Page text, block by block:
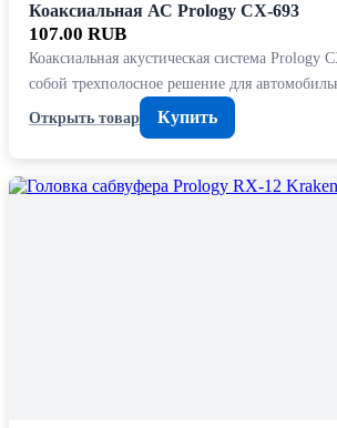
Коаксиальная АС Prology CX-693
107.00 RUB
Коаксиальная акустическая система Prology
собой трехполосное решение для
Открыть товар
Купить